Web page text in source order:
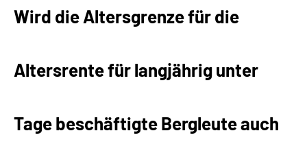
Beratung & Kontakt
Experten
Wird die Altersgrenze für die
Altersrente für langjährig unter
Tage beschäftigte Bergleute auch